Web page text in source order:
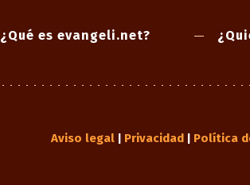
¿Qué es evangeli.net?
Aviso legal| Privacidad Política